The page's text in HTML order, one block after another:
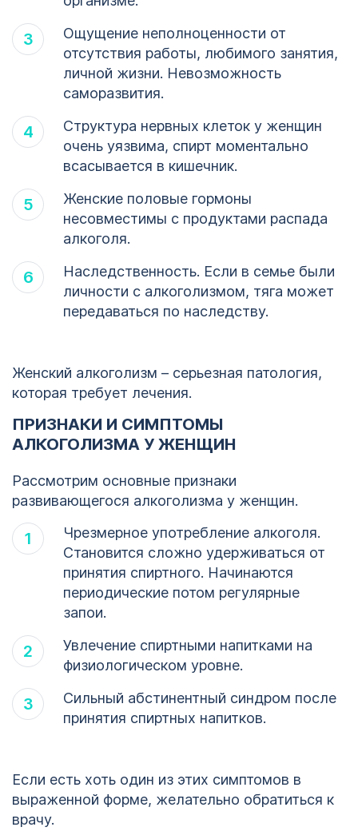
Ощущение неполноценности от
отсутствия работы, любимого занятия,
личной жизни. Невозможность
саморазвития.
Структура нервных клеток у женщин
очень уязвима, спирт моментально
всасывается в кишечник.
Женские половые гормоны
несовместимы с продуктами распада
алкоголя.
Наследственность. Если в семье были
личности с алкоголизмом, тяга может
передаваться по наследству.
Женский алкоголизм – серьезная патология,
которая требует лечения.
ПРИЗНАКИ И СИМПТОМЫ
АЛКОГОЛИЗМА У ЖЕНЩИН
Рассмотрим основные признаки
развивающегося алкоголизма у женщин.
Чрезмерное употребление алкоголя.
Становится сложно удерживаться от
принятия спиртного. Начинаются
периодические потом регулярные
запои.
Увлечение спиртными напитками на
физиологическом уровне.
Сильный абстинентный синдром после
принятия спиртных напитков.
Если есть хоть один из этих симптомов в
выраженной форме, желательно обратиться к
врачу.